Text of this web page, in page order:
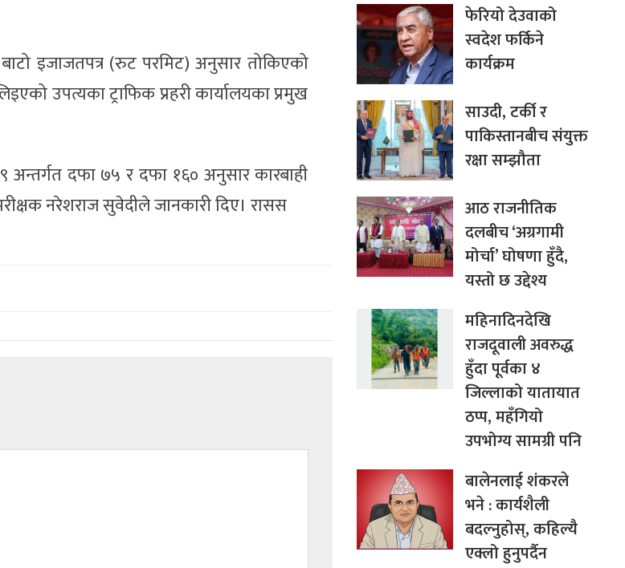
इजाजतपत्र (रुट परमिट) अनुसार तोकिएको
उपत्यका ट्राफिक प्रहरी कार्यालयका प्रमुख
अन्तर्गत दफा ७५ र दफा १६० अनुसार कारबाही
नरेशराज सुवेदीले जानकारी दिए। रासस
फेरियो देउवाको
स्वदेश फर्किने
कार्यक्रम
साउदी, टर्की र
पाकिस्तानबीच संयुक्त
रक्षा सम्झौता
आठ राजनीतिक
दलबीच ‘अग्रगामी
मोर्चा’ घोषणा हुँदै,
यस्तो छ उद्देश्य
महिनादिनदेखि
राजदूवाली अवरुद्ध
हुँदा पूर्वका ४
जिल्लाको यातायात
ठप्प, महँगियो
उपभोग्य सामग्री पनि
बालेनलाई शंकरले
भने : कार्यशैली
बदल्नुहोस्, कहिल्यै
एक्लो हुनुपर्दैन